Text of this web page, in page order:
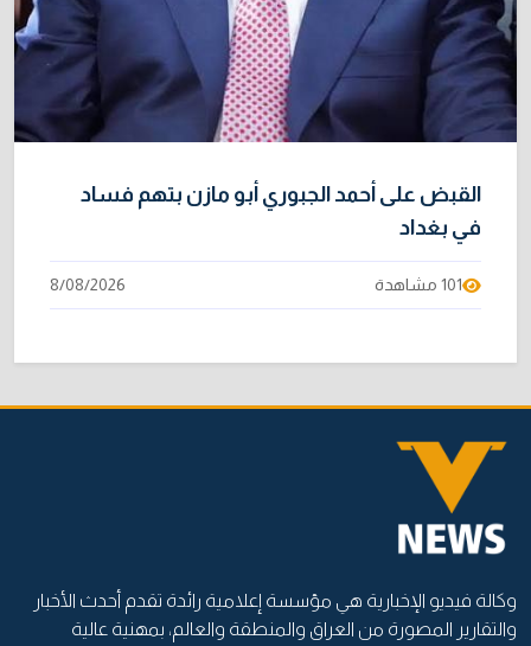
القبض على أحمد الجبوري أبو مازن بتهم فساد
في بغداد
101 مشاهدة 8/08/2026
وكالة فيديو الإخبارية هي مؤسسة إعلامية رائدة تقدم أحدث الأخبار
والتقارير المصورة من العراق والمنطقة والعالم، بمهنية عالية